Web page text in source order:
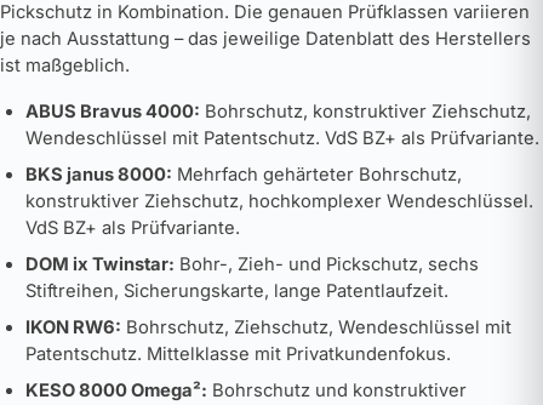
Pickschutz in Kombination. Die genauen Prüfklassen variieren
je nach Ausstattung – das jeweilige Datenblatt des Herstellers
ist maßgeblich.
ABUS Bravus 4000: Bohrschutz, konstruktiver Ziehschutz,
Wendeschlüssel mit Patentschutz. VdS BZ+ als Prüfvariante.
BKS janus 8000: Mehrfach gehärteter Bohrschutz,
konstruktiver Ziehschutz, hochkomplexer Wendeschlüssel.
VdS BZ+ als Prüfvariante.
DOM ix Twinstar: Bohr-, Zieh- und Pickschutz, sechs
Stiftreihen, Sicherungskarte, lange Patentlaufzeit.
IKON RW6: Bohrschutz, Ziehschutz, Wendeschlüssel mit
Patentschutz. Mittelklasse mit Privatkundenfokus.
KESO 8000 Omega²: Bohrschutz und konstruktiver